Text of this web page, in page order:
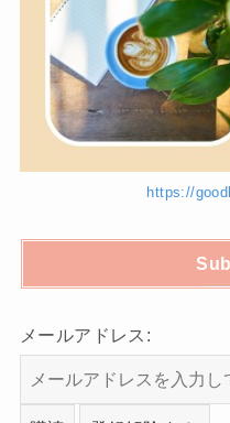
https://
メールアドレス: